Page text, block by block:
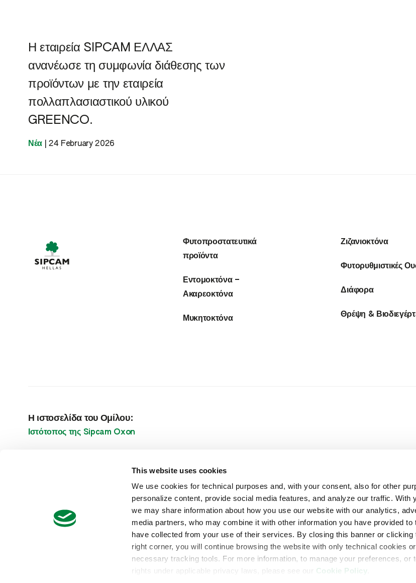
This website uses cookies
We use cookies for technical purposes and, with your consent, also for other
personalize content, provide social media features, and analyze our traffic. With
we may share information about how you use our website with our analytics,
media partners, who may combine it with other information you have provided to
have collected from your use of their services. By closing this banner or clicking
right corner, you will continue browsing the website with only technical cookies
necessary tracking tools. For more information, to manage your preferences, or
rights under applicable privacy laws, please see our Cookie Policy
Η εταιρεία SIPCAM ΕΛΛΑΣ
ανανέωσε τη συμφωνία διάθεσης των
προϊόντων με την εταιρεία
πολλαπλασιαστικού υλικού
GREENCO.
Νέα |24 February 2026
Φυτοπροστατευτικά
προϊόντα
Εντομοκτόνα –
Ακαρεοκτόνα
Μυκητοκτόνα
Ζιζανιοκτόνα
Φυτορυθμιστικές
Διάφορα
Θρέψη &
Η ιστοσελίδα του Ομίλου:
Ιστότοπος της Sipcam Oxon
Λεωφ. Βασιλέως Κωνσταντίνου 32, Κορωπί 19400
Πολιτική Cookies